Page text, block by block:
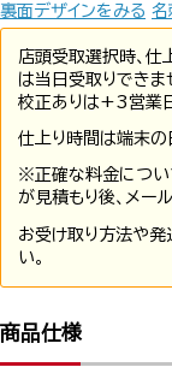
裏面デザインをみる 名
店頭受取選択時、
は当日受取りできま
校正ありは+3営業日
仕上り時間は端末の
※正確な料金につい
が見積もり後、メー
お受け取り方法や発
い。
商品仕様